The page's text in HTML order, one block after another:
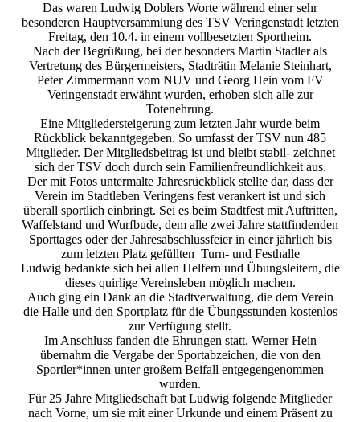
Das waren Ludwig Doblers Worte während einer sehr
besonderen Hauptversammlung des TSV Veringenstadt letzten
Freitag, den 10.4. in einem vollbesetzten Sportheim.
Nach der Begrüßung, bei der besonders Martin Stadler als
Vertretung des Bürgermeisters, Stadträtin Melanie Steinhart,
Peter Zimmermann vom NUV und Georg Hein vom FV
Veringenstadt erwähnt wurden, erhoben sich alle zur
Totenehrung.
Eine Mitgliedersteigerung zum letzten Jahr wurde beim
Rückblick bekanntgegeben. So umfasst der TSV nun 485
Mitglieder. Der Mitgliedsbeitrag ist und bleibt stabil- zeichnet
sich der TSV doch durch sein Familienfreundlichkeit aus.
Der mit Fotos untermalte Jahresrückblick stellte dar, dass der
Verein im Stadtleben Veringens fest verankert ist und sich
überall sportlich einbringt. Sei es beim Stadtfest mit Auftritten,
Waffelstand und Wurfbude, dem alle zwei Jahre stattfindenden
Sporttages oder der Jahresabschlussfeier in einer jährlich bis
zum letzten Platz gefüllten Turn- und Festhalle
Ludwig bedankte sich bei allen Helfern und Übungsleitern, die
dieses quirlige Vereinsleben möglich machen.
Auch ging ein Dank an die Stadtverwaltung, die dem Verein
die Halle und den Sportplatz für die Übungsstunden kostenlos
zur Verfügung stellt.
Im Anschluss fanden die Ehrungen statt. Werner Hein
übernahm die Vergabe der Sportabzeichen, die von den
Sportler*innen unter großem Beifall entgegengenommen
wurden.
Für 25 Jahre Mitgliedschaft bat Ludwig folgende Mitglieder
nach Vorne, um sie mit einer Urkunde und einem Präsent zu